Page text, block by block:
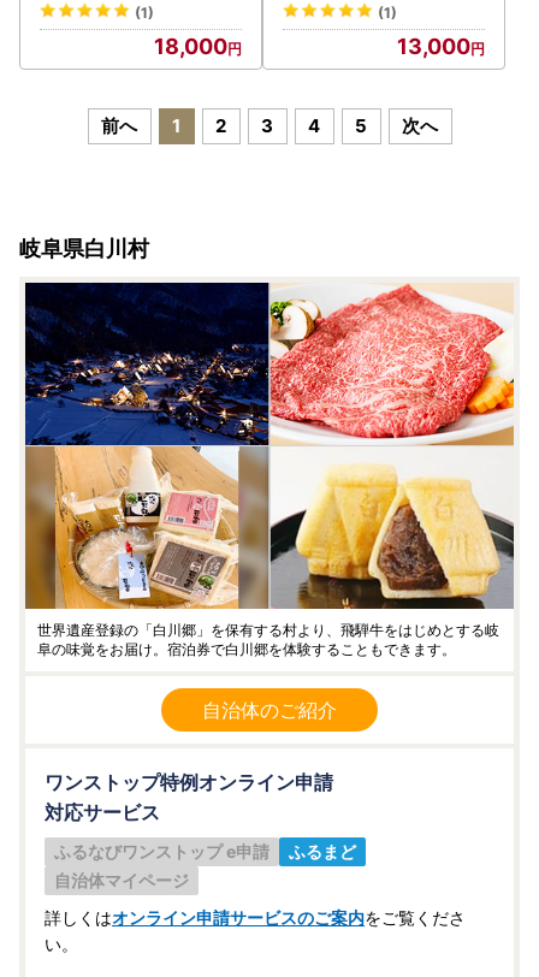
(1)
18,000
(1)
13,000
前へ 1 2 3 4 5 次へ
岐阜県白川村
世界遺産登録の「白川郷」を保有する村より、飛騨牛をはじめとする岐
阜の味覚をお届け。宿泊券で白川郷を体験することもできます。
自治体のご紹介
ワンストップ特例オンライン申請
対応サービス
ふるなびワンストップ e申請
ふるまど
自治体マイページ
詳しくはオンライン申請サービスのご案内をご覧くださ
い。